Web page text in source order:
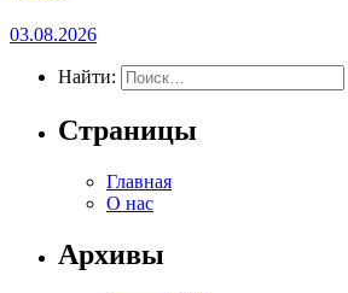
03.08.2026
Найти:
Страницы
Главная
О нас
Архивы